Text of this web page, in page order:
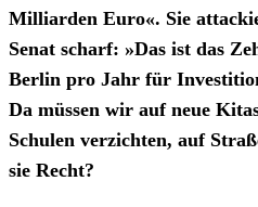
Milliarden Euro«. Sie
Senat scharf: »Das ist das
Berlin pro Jahr für
Da müssen wir auf neue
Schulen verzichten, auf
sie Recht?